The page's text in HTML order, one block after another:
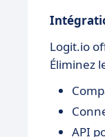
Logit.io
Éliminez
API